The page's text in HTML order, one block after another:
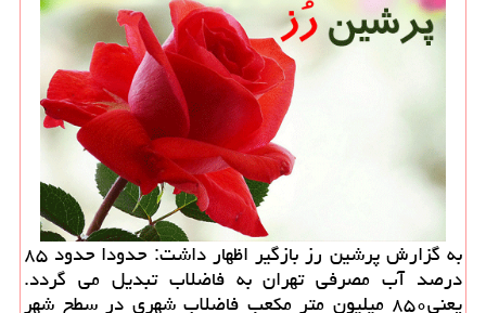
به گزارش پرشین رز بازگیر اظهار داشت: حدودا حدود ۸۵
درصد آب مصرفی تهران به فاضلاب تبدیل می گردد.
یعنی۸۵۰ میلیون متر مكعب فاضلاب شهری در سطح شهر